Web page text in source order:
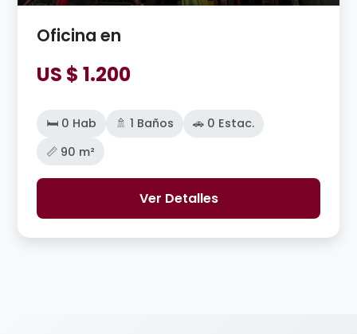
Oficina en
US $ 1.200
🛏️ 0 Hab 🚿 1 Baños
🚗 0 Estac.
📏 90 m²
Ver Detalles